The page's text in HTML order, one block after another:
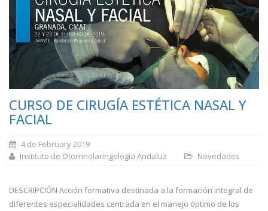
CURSO DE CIRUGÍA ESTÉTICA NASAL Y
FACIAL
4 de February 2019
Instituto de Otorrinolaringología Andaluz
Novedades
DESCRIPCIÓN Acción formativa destinada a la formación integral de
diferentes especialidades centrada en el manejo óptimo de los